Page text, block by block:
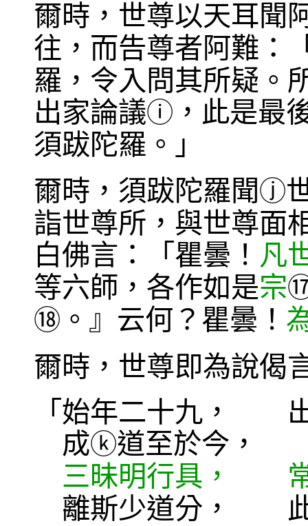
爾時，世尊以天耳聞
往，而告尊者阿難：
羅，令入問其所疑。
出家論議ⓘ ，此是最
須跋陀羅。」
爾時，須跋陀羅聞ⓙ
詣世尊所，與世尊面
白佛言：「瞿曇！ 凡
等六師，各作如是宗
⑱ 。』云何？瞿曇！
爾時，世尊即為說偈
「始年二十九，
成ⓚ道至於今，
三昧明行具， 常
離斯少道分， 此